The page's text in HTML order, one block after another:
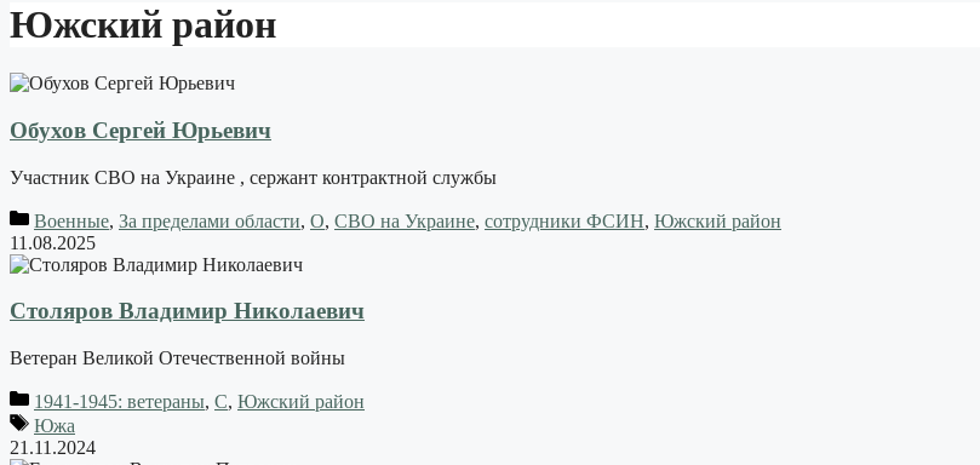
Южский район
Обухов Сергей Юрьевич
Участник СВО на Украине , сержант контрактной службы
Военные, За пределами области, О, СВО на Украине, сотрудники ФСИН, Южский район
11.08.2025
Столяров Владимир Николаевич
Ветеран Великой Отечественной войны
1941-1945: ветераны, С, Южский район
Южа
21.11.2024